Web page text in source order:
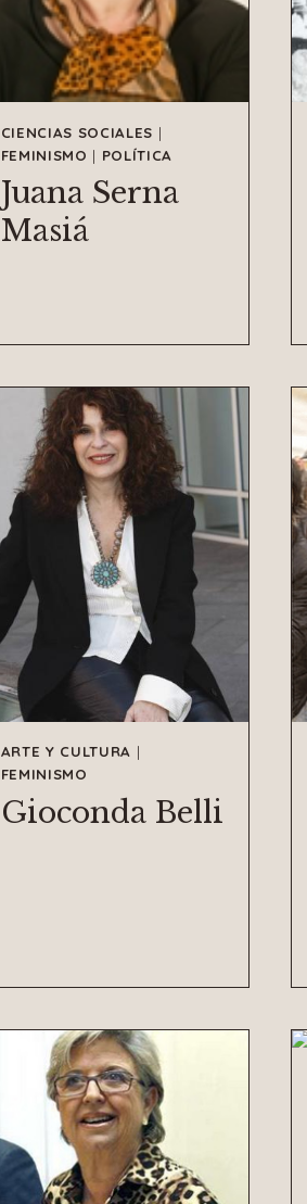
CIENCIAS SOCIALES |
FEMINISMO | POLÍTICA
Juana Serna
Masiá
ARTE Y CULTURA |
FEMINISMO
Gioconda Belli